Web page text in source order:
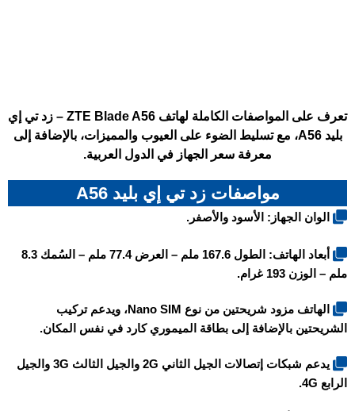
تعرف على المواصفات الكاملة لهاتف ZTE Blade A56 – زد تي إي
بليد A56، مع تسليط الضوء على العيوب والمميزات، بالإضافة إلى
معرفة سعر الجهاز في الدول العربية.
مواصفات زد تي إي بليد A56
الوان الجهاز: الأسود والأصفر.
أبعاد الهاتف: الطول 167.6 ملم – العرض 77.4 ملم – السُمك 8.3
ملم – الوزن 193 غرام.
الهاتف مزود شريحتين من نوع Nano SIM، ويدعم تركيب
الشريحتين بالإضافة إلى بطاقة الميموري كارد في نفس المكان.
يدعم شبكات إتصالات الجيل الثاني 2G والجيل الثالث 3G والجيل
الرابع 4G.